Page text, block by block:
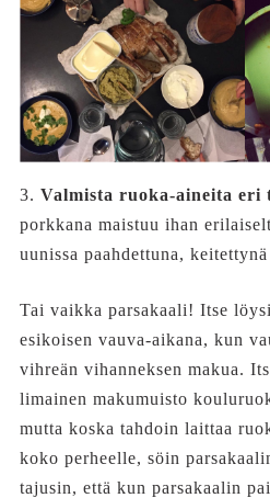
3. Valmista ruoka-aineita eri
porkkana maistuu ihan
uunissa paahdettuna,
Tai vaikka parsakaali! Itse
esikoisen vauva-aikana, kun
vihreän vihanneksen makua.
limainen makumuisto
mutta koska tahdoin laittaa
koko perheelle, söin
tajusin, että kun parsakaalin